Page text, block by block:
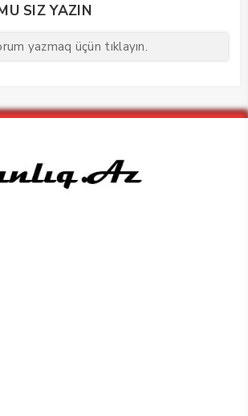
SIZ YAZIN
yazmaq üçün tıklayın.